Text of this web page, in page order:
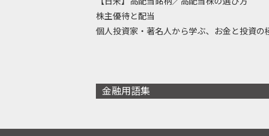
株主優待と配当
個人投資家・著名人から学ぶ、お金と投資の
金融用語集